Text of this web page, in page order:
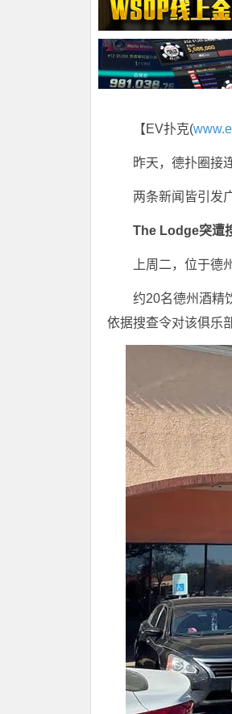
【EV扑克(
昨天，德扑圈接
两条新闻皆引发
The Lodge突遭
上周二，位于德
约20名德州酒精
依据搜查令对该俱乐